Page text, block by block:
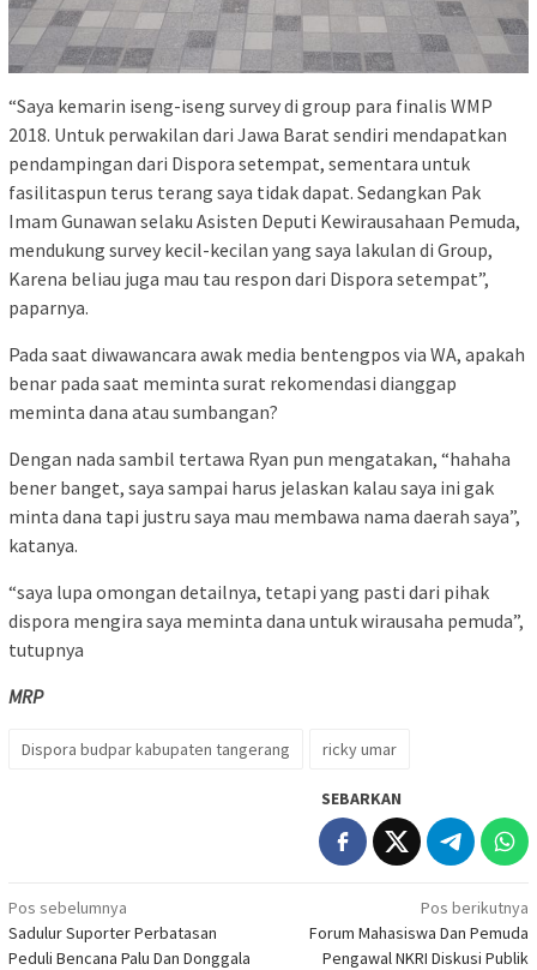
“Saya kemarin iseng-iseng survey di group para finalis WMP
2018. Untuk perwakilan dari Jawa Barat sendiri mendapatkan
pendampingan dari Dispora setempat, sementara untuk
fasilitaspun terus terang saya tidak dapat. Sedangkan Pak
Imam Gunawan selaku Asisten Deputi Kewirausahaan Pemuda,
mendukung survey kecil-kecilan yang saya lakulan di Group,
Karena beliau juga mau tau respon dari Dispora setempat”,
paparnya.
Pada saat diwawancara awak media bentengpos via WA, apakah
benar pada saat meminta surat rekomendasi dianggap
meminta dana atau sumbangan?
Dengan nada sambil tertawa Ryan pun mengatakan, “hahaha
bener banget, saya sampai harus jelaskan kalau saya ini gak
minta dana tapi justru saya mau membawa nama daerah saya”,
katanya.
“saya lupa omongan detailnya, tetapi yang pasti dari pihak
dispora mengira saya meminta dana untuk wirausaha pemuda”,
tutupnya
MRP
Dispora budpar kabupaten tangerang ricky umar
SEBARKAN
Navigasi
pos
Pos sebelumnya
Sadulur Suporter Perbatasan
Peduli Bencana Palu Dan Donggala
Pos berikutnya
Forum Mahasiswa Dan Pemuda
Pengawal NKRI Diskusi Publik